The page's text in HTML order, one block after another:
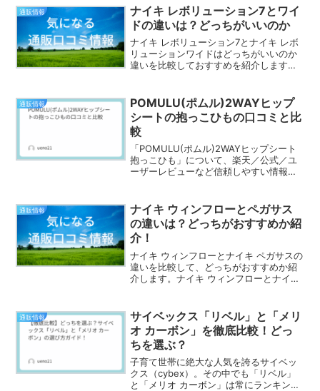
燥除湿機で部屋干しはどれぐらいで乾く
のか？また使い方や電気...
通販情報
ナイキ レボリューション7とワイ
ドの違いは？どっちがいいのか
ナイキ レボリューション7とナイキ レボ
リューションワイドはどっちがいいのか
違いを比較しておすすめを紹介します。
いのか悩みますよね。ナイキ レボリュー
ション7とナイ...
通販情報
POMULU(ポムル)2WAYヒップ
シートの抱っこひもの口コミと比
較
「POMULU(ポムル)2WAYヒップシート
抱っこひも」について、楽天／公式／ユ
ーザーレビューなど信頼しやすい情報を
なれば嬉しいです！■ 良い口コミ（メリ
ット...
通販情報
ナイキ ウィンフローとペガサス
の違いは？どっちがおすすめか紹
介！
ナイキ ウィンフローとナイキ ペガサスの
違いを比較して、どっちがおすすめか紹
介します。ナイキ ウィンフローとナイキ
ね。ナイキ ウィンフローとナイキ ペガサ
スの違いを調べて...
通販情報
サイベックス「リベル」と「メリ
オ カーボン」を徹底比較！どっ
ちを選ぶ？
子育て世帯に絶大な人気を誇るサイベッ
クス（cybex）。その中でも「リベル」
と「メリオ カーボン」は常にランキング